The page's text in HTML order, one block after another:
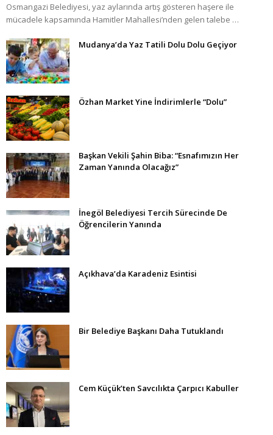
Osmangazi Belediyesi, yaz aylarında artış gösteren haşere ile
mücadele kapsamında Hamitler Mahallesi’nden gelen talebe …
Mudanya’da Yaz Tatili Dolu Dolu Geçiyor
Özhan Market Yine İndirimlerle “Dolu”
Başkan Vekili Şahin Biba: “Esnafımızın Her
Zaman Yanında Olacağız”
İnegöl Belediyesi Tercih Sürecinde De
Öğrencilerin Yanında
Açıkhava’da Karadeniz Esintisi
Bir Belediye Başkanı Daha Tutuklandı
Cem Küçük’ten Savcılıkta Çarpıcı Kabuller